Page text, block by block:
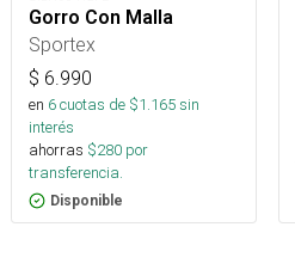
Gorro Con Malla
Sportex
$ 6.990
en 6cuotas de $1.165sin
interés
ahorras $280 por
transferencia.
Disponible